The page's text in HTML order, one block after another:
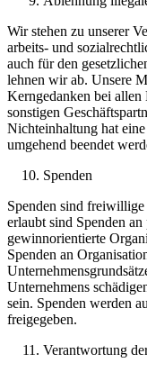
Wir stehen zu unserer
arbeits- und
auch für den
lehnen wir ab. Unsere
Kerngedanken bei allen
sonstigen
Nichteinhaltung hat
umgehend beendet
Spenden
Spenden sind
erlaubt sind Spenden
gewinnorientierte
Spenden an
Unternehmens
sein. Spenden werden
freigegeben.
Verantwortung